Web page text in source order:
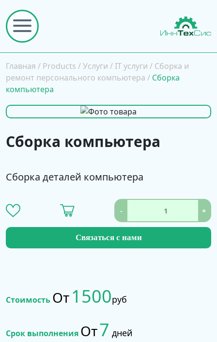
Главная / Products /Услуги / IT услуги / Сборка и
ремонт персонального компьютера / Сборка
компьютера
Сборка компьютера
Сборка деталей компьютера
- +
Связаться с нами
Стоимость От1500руб
Срок выполнения От7 дней